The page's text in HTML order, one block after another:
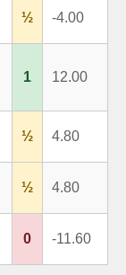
½ -4.00
1 12.00
½ 4.80
½ 4.80
0 -11.60